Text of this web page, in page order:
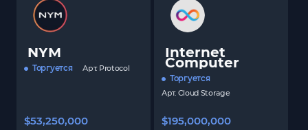
NYM
Торгуется Арт. Protocol
$53,250,000
Internet
Computer
Торгуется
Арт. Cloud Storage
$195,000,000